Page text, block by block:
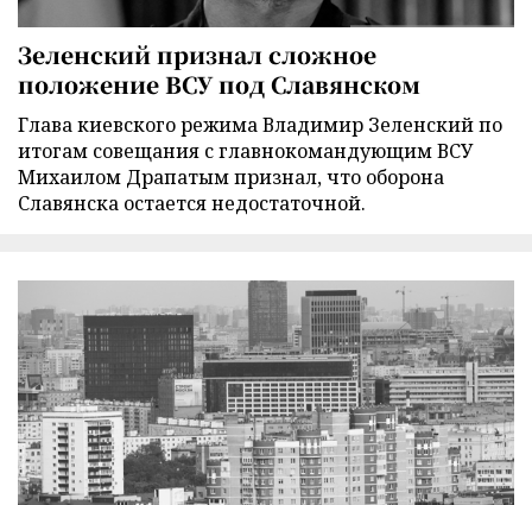
Зеленский признал сложное
положение ВСУ под Славянском
Глава киевского режима Владимир Зеленский по
итогам совещания с главнокомандующим ВСУ
Михаилом Драпатым признал, что оборона
Славянска остается недостаточной.